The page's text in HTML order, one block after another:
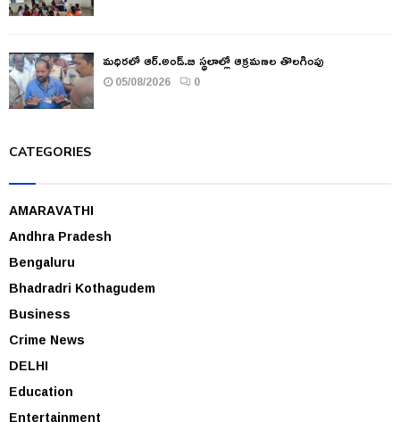
మధిరలో ఆర్.అండ్.బి స్థలాల్లో ఆక్రమణల తొలగింపు
05/08/2026 0
CATEGORIES
AMARAVATHI
Andhra Pradesh
Bengaluru
Bhadradri Kothagudem
Business
Crime News
DELHI
Education
Entertainment